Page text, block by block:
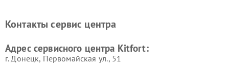
Kitfort
Kitfort
Kitfort
Kitfort
Контакты сервис центра
Адрес сервисного центра Kitfort:
г. Донецк, Первомайская ул., 51